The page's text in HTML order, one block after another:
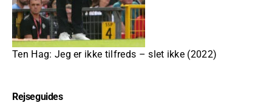
Ten Hag: Jeg er ikke tilfreds – slet ikke (2022)
Rejseguides